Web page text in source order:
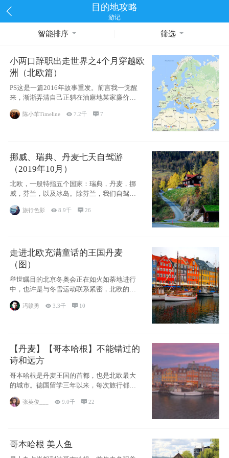
目的地攻略
游记
智能排序 筛选
小两口辞职出走世界之4个月穿越欧
洲（北欧篇）
PS这是一篇2016年故事重发。前言我一觉醒
来，渐渐弄清自己正躺在油麻地某家廉价宾
馆
陈小羊Timeline 7.2千 7
挪威、瑞典、丹麦七天自驾游
（2019年10月）
北欧，一般特指五个国家：瑞典，丹麦，挪
威，芬兰，以及冰岛。除芬兰，我们自驾游
旅行色影 8.9千 26
走进北欧充满童话的王国丹麦
（图）
举世瞩目的北京冬奥会正在如火如荼地进行
中，也许是与冬雪运动联系紧密，北欧的一
些国家因
冯赣勇 3.3千  10
【丹麦】【哥本哈根】不能错过的
诗和远方
哥本哈根是丹麦王国的首都，也是北欧最大
的城市。德国留学三年以来，每次旅行都是
张英俊___ 9.0千 22
哥本哈根 美人鱼